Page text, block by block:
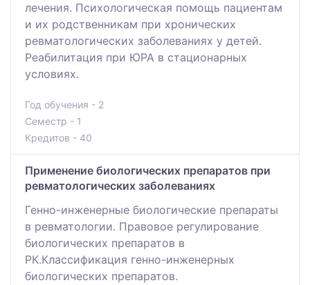
лечения. Психологическая помощь пациентам
и их родственникам при хронических
ревматологических заболеваниях у детей.
Реабилитация при ЮРА в стационарных
условиях.
Год обучения - 2
Семестр - 1
Кредитов - 40
Применение биологических препаратов при
ревматологических заболеваниях
Генно-инженерные биологические препараты
в ревматологии. Правовое регулирование
биологических препаратов в
РК.Классификация генно-инженерных
биологических препаратов.